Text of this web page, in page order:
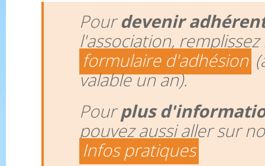
Pourdevenir
l'association, remplissez
formulaire d'adhésion
valable un an).
Pourplus
pouvez aussi aller sur
Infos pratiques